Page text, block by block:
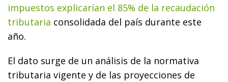
impuestos explicarían el 85% de la recaudación
tributaria consolidada del país durante este
año.
El dato surge de un análisis de la normativa
tributaria vigente y de las proyecciones de